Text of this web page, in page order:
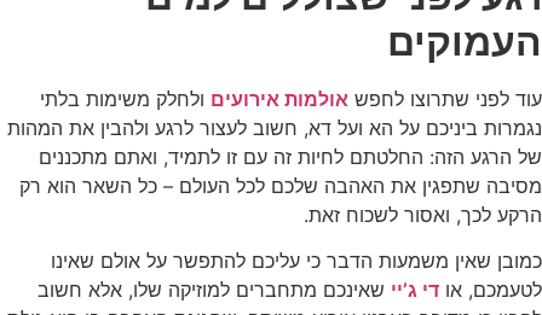
העמוקים
עוד לפני שתרוצו לחפש אולמות אירועים ולחלק משימות בלתי
נגמרות ביניכם על הא ועל דא, חשוב לעצור לרגע ולהבין את המהות
של הרגע הזה: החלטתם לחיות זה עם זו לתמיד, ואתם מתכננים
מסיבה שתפגין את האהבה שלכם לכל העולם – כל השאר הוא רק
הרקע לכך, ואסור לשכוח זאת.
כמובן שאין משמעות הדבר כי עליכם להתפשר על אולם שאינו
לטעמכם, או די ג’יי שאינכם מתחברים למוזיקה שלו, אלא חשוב